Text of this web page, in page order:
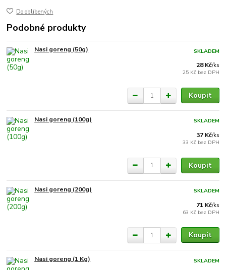
Do oblíbených
Podobné produkty
Nasi goreng (50g)
28 Kč/ks
25 Kč bez DPH
SKLADEM
Koupit
Nasi goreng (100g)
37 Kč/ks
33 Kč bez DPH
SKLADEM
Koupit
Nasi goreng (200g)
71 Kč/ks
63 Kč bez DPH
SKLADEM
Koupit
Nasi goreng (1 Kg)
SKLADEM